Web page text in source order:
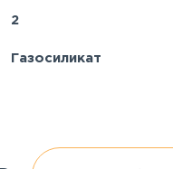
2
Газосиликат